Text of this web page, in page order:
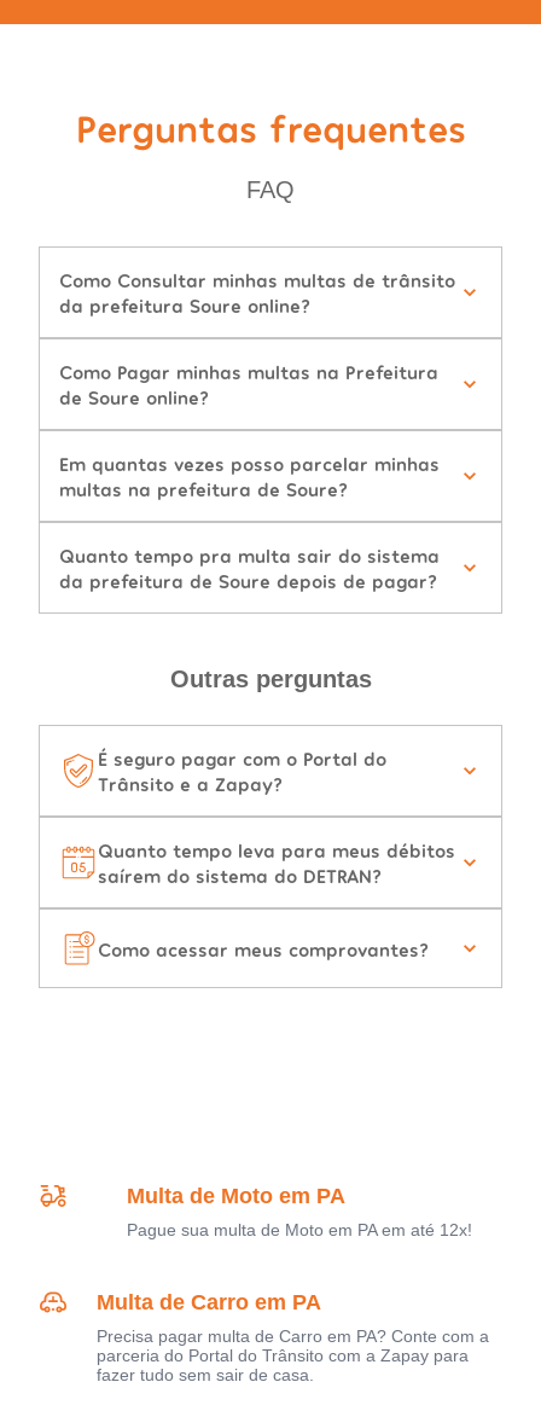
Perguntas frequentes
FAQ
Como Consultar minhas multas de trânsito
da prefeitura Soure online?
Como Pagar minhas multas na Prefeitura
de Soure online?
Em quantas vezes posso parcelar minhas
multas na prefeitura de Soure?
Quanto tempo pra multa sair do sistema
da prefeitura de Soure depois de pagar?
Outras perguntas
É seguro pagar com o Portal do
Trânsito e a Zapay?
Quanto tempo leva para meus débitos
saírem do sistema do DETRAN?
Como acessar meus comprovantes?
Multa de Moto em PA
Pague sua multa de Moto em PA em até 12x!
Multa de Carro em PA
Precisa pagar multa de Carro em PA? Conte com a
parceria do Portal do Trânsito com a Zapay para
fazer tudo sem sair de casa.